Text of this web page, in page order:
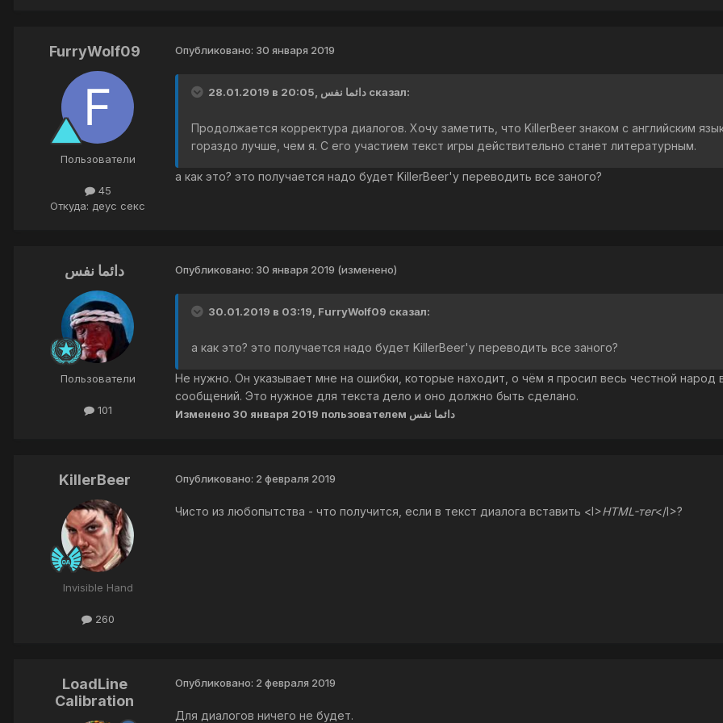
FurryWolf09
Пользователи
45
Откуда: деус секс
Опубликовано: 30 января 2019
28.01.2019 в 20:05, دائما نفس сказал:
Продолжается корректура диалогов. Хочу заметить, что KillerBeer знаком с английским
гораздо лучше, чем я. С его участием текст игры действительно станет литературным.
а как это? это получается надо будет KillerBeer'у переводить все заного?
دائما نفس
Пользователи
101
Опубликовано: 30 января 2019 (изменено)
30.01.2019 в 03:19, FurryWolf09 сказал:
а как это? это получается надо будет KillerBeer'у переводить все заного?
Не нужно. Он указывает мне на ошибки, которые находит, о чём я просил весь честной народ
сообщений. Это нужное для текста дело и оно должно быть сделано.
Изменено 30 января 2019 пользователем دائما نفس
KillerBeer
Invisible Hand
260
Опубликовано: 2 февраля 2019
Чисто из любопытства - что получится, если в текст диалога вставить <I>HTML-тег</I>?
LoadLine
Calibration
Опубликовано: 2 февраля 2019
Для диалогов ничего не будет.